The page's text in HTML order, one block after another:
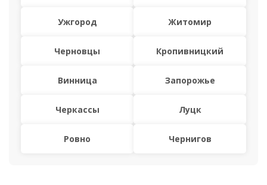
Ужгород Житомир
Черновцы Кропивницкий
Винница Запорожье
Черкассы Луцк
Ровно Чернигов